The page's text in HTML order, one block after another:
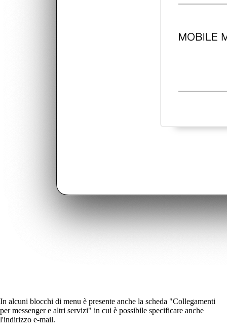
In alcuni blocchi di menu è presente anche la scheda "Collegamenti
per messenger e altri servizi" in cui è possibile specificare anche
l'indirizzo e-mail.